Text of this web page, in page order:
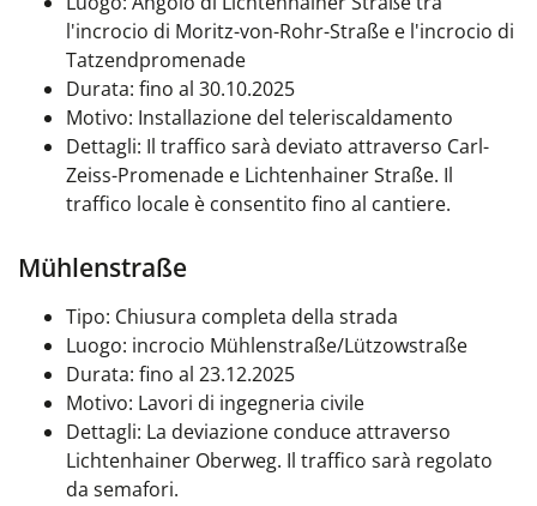
l'incrocio di Moritz-von-Rohr-Straße e l'incrocio di
Tatzendpromenade
Durata: fino al 30.10.2025
Motivo: Installazione del teleriscaldamento
Dettagli: Il traffico sarà deviato attraverso Carl-
Zeiss-Promenade e Lichtenhainer Straße. Il
traffico locale è consentito fino al cantiere.
Mühlenstraße
Tipo: Chiusura completa della strada
Luogo: incrocio Mühlenstraße/Lützowstraße
Durata: fino al 23.12.2025
Motivo: Lavori di ingegneria civile
Dettagli: La deviazione conduce attraverso
Lichtenhainer Oberweg. Il traffico sarà regolato
da semafori.